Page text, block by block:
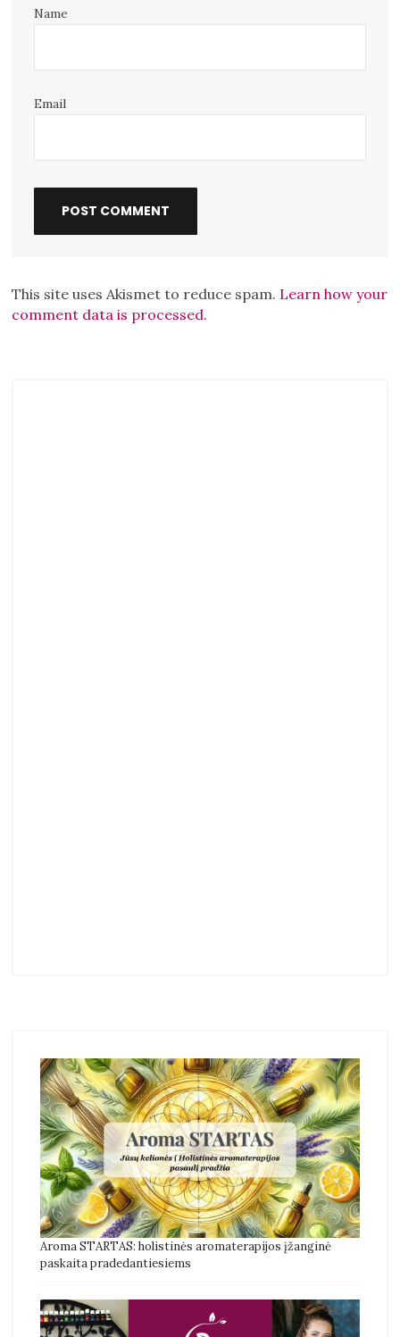
Name
Email
This site uses Akismet to reduce spam. Learn how your
comment data is processed.
Aroma STARTAS: holistinės aromaterapijos įžanginė
paskaita pradedantiesiems